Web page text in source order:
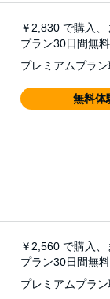
￥2,830 で購入、
プラン30日間無
プレミアムプラ
無料体
￥2,560 で購入、
プラン30日間無
プレミアムプラ